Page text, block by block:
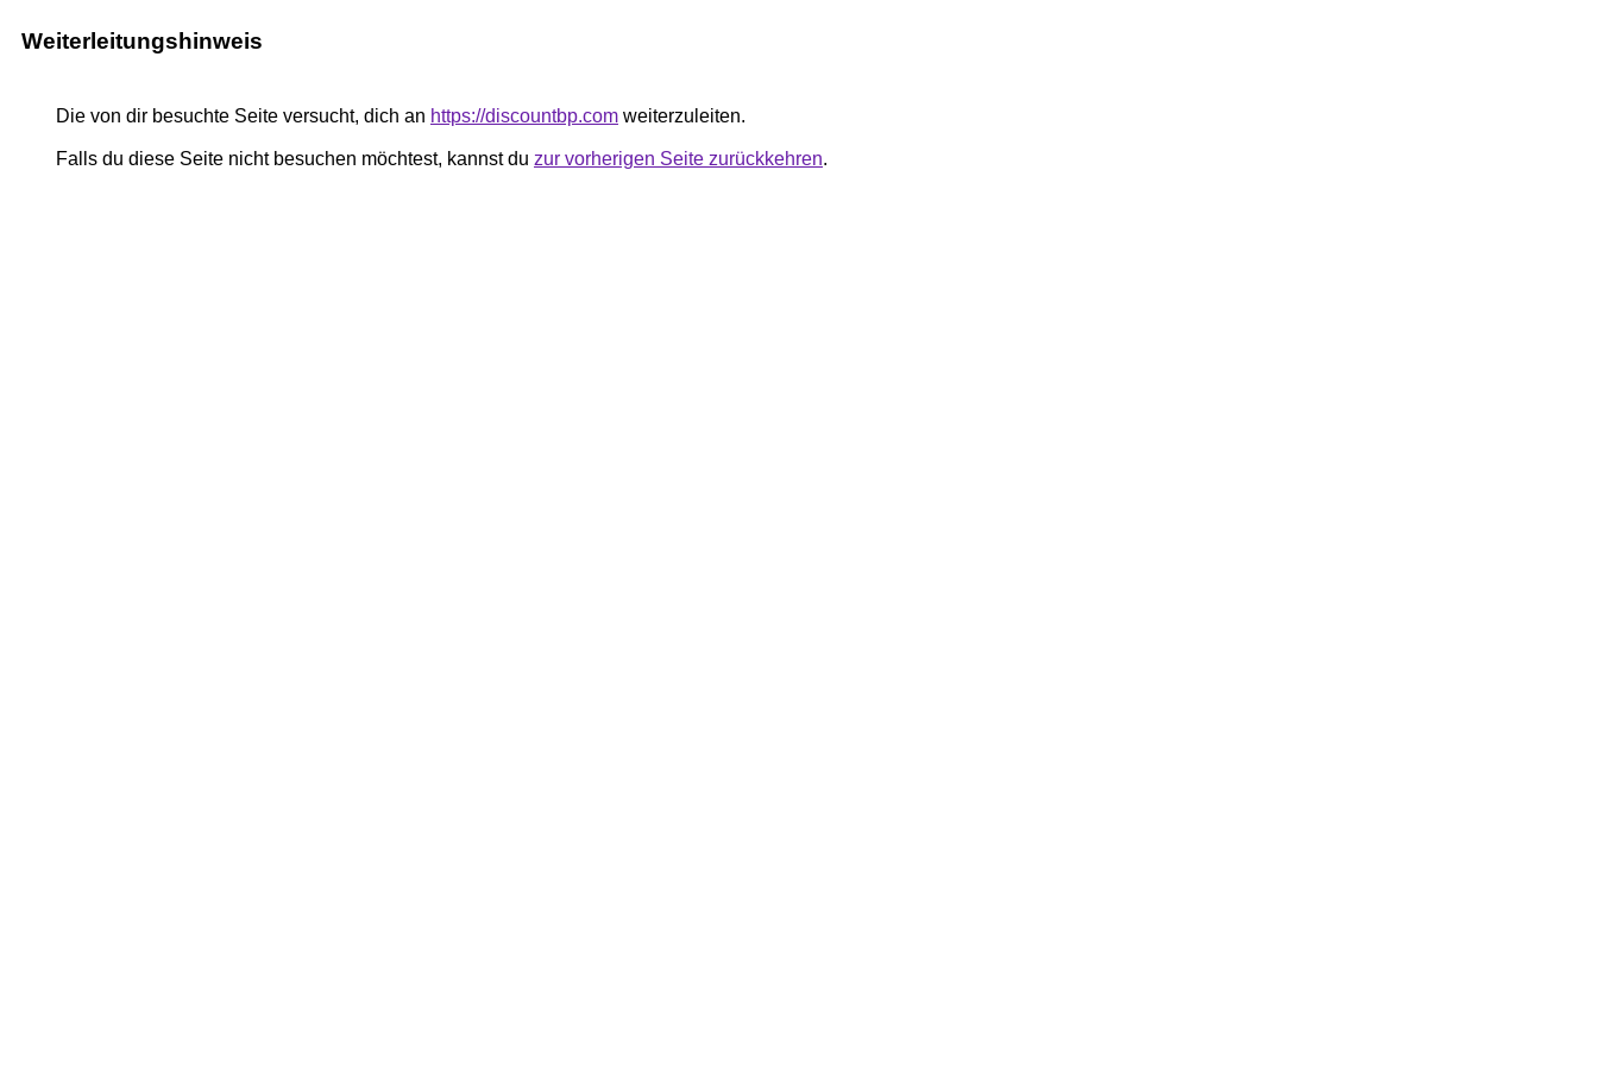
Weiterleitungshinweis
Die von dir besuchte Seite versucht, dich an https://discountbp.com weiterzuleiten.
Falls du diese Seite nicht besuchen möchtest, kannst du zur vorherigen Seite zurückkehren.